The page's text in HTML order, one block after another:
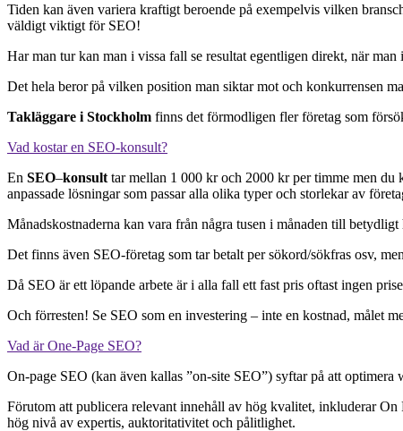
Tiden kan även variera kraftigt beroende på exempelvis vilken
väldigt viktigt för SEO!
Har man tur kan man i vissa fall se resultat egentligen direkt, när
Det hela beror på vilken position man siktar mot och konkurrensen
Takläggare i Stockholm finns det förmodligen fler företag som
Vad kostar en SEO-konsult?
En SEO–konsult tar mellan 1 000 kr och 2000 kr per timme men du
anpassade lösningar som passar alla olika typer och storlekar av
Månadskostnaderna kan vara från några tusen i månaden till
Det finns även SEO-företag som tar betalt per sökord/sökfras osv,
Då SEO är ett löpande arbete är i alla fall ett fast pris oftast ingen
Och förresten! Se SEO som en investering – inte en kostnad, målet
Vad är One-Page SEO?
On-page SEO (kan även kallas ”on-site SEO”) syftar på att
Förutom att publicera relevant innehåll av hög kvalitet, inkluderar
hög nivå av expertis, auktoritativitet och pålitlighet.